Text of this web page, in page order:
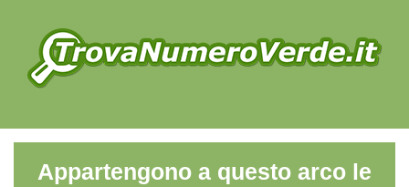
Appartengono a questo arco le